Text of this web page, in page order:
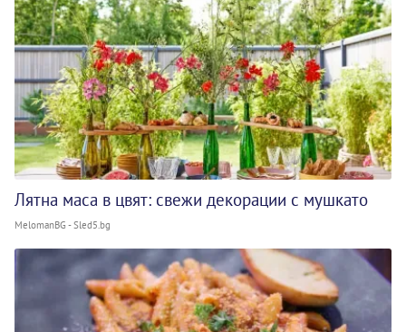
Лятна маса в цвят: свежи декорации с мушкато
MelomanBG - Sled5.bg